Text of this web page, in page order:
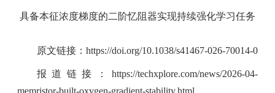
具备本征浓度梯度的二阶忆阻器实现持续强化学习任务
原文链接： https://doi.org/10.1038/s41467-026-70014-0
报道链接： https://techxplore.com/news/2026-04-
memristor-built-oxygen-gradient-stability.html